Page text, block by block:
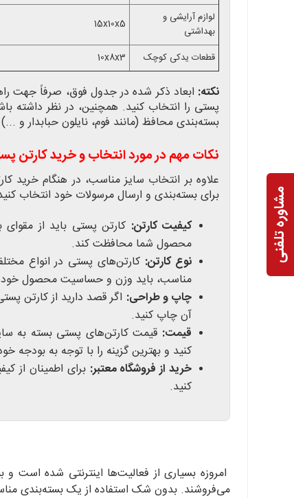
لوازم آرایشی و
بهداشتی
15x10x5
قطعات یدکی کوچک 10x8x3
نکته: ابعاد ذکر شده در جدول فوق، صرفاً جهت
پستی را انتخاب کنید. همچنین، در نظر داشته
بسته‌بندی محافظ (مانند فوم، نایلون حبابدار و ...)
نکات مهم در مورد انتخاب و خرید کارتن
علاوه بر انتخاب سایز مناسب، در هنگام خرید
برای بسته‌بندی و ارسال مرسولات خود انتخاب
کیفیت کارتن: کارتن پستی باید از
محصول شما محافظت کند.
نوع کارتن: کارتن‌های پستی در انواع
مناسب، باید وزن و حساسیت محصول خود
چاپ و طراحی: اگر قصد دارید از کارتن
آن چاپ کنید.
قیمت: قیمت کارتن‌های پستی بسته به
کنید و بهترین گزینه را با توجه به بودجه
خرید از فروشگاه معتبر: برای اطمینان از
کنید.
امروزه بسیاری از فعالیت‌ها اینترنتی شده
می‌فروشند. بدون شک استفاده از یک بسته‌بندی
مشاوره تلفنی